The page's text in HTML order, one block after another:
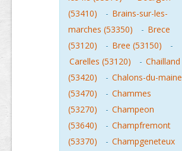
(53410)
- Brains-sur-les-
marches (53350)
- Brece
(53120)
- Bree (53150)
-
Carelles (53120)
- Chailland
(53420)
- Chalons-du-maine
(53470)
- Chammes
(53270)
- Champeon
(53640)
- Champfremont
(53370)
- Champgeneteux